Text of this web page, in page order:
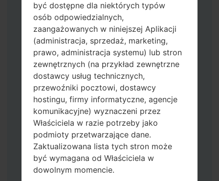
Pobierz na swój komputer najnowszą
wersjęOdin 3.
Następnie wyodrębnij plik
oprogramowania układowego.
Powinieneś otrzymać 1 plik (jeśli 1 plik
wybierz tutaj) lub 5 plików (jeśli 5 plików
wybierz tutaj):
AP: "System & Recovery"
CP: "Modem & Radio"
CSC_***: "Country & Region & Operator"
HOME_CSC_***: "Country & Region &
Operator"
Dodaj wszystkie pliki w Odin 3.
Jeśli chcesz wyczyścić pamięć flash użyj
CSC_*** albo użyj HOME_CSC_ ***, aby
być dostępne dla niektórych typów
osób odpowiedzialnych,
zaangażowanych w niniejszej Aplikacji
(administracja, sprzedaż, marketing,
prawo, administracja systemu) lub stron
zewnętrznych (na przykład zewnętrzne
dostawcy usług technicznych,
przewoźniki pocztowi, dostawcy
hostingu, firmy informatyczne, agencje
komunikacyjne) wyznaczeni przez
Właściciela w razie potrzeby jako
podmioty przetwarzające dane.
Zaktualizowana lista tych stron może
być wymagana od Właściciela w
dowolnym momencie.